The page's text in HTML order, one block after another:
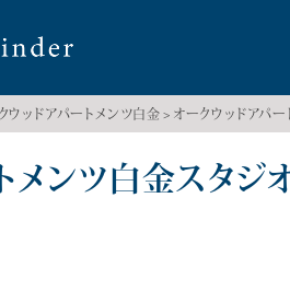
ウッドアパートメンツ白金 オークウッドアパ
メンツ白金スタジ